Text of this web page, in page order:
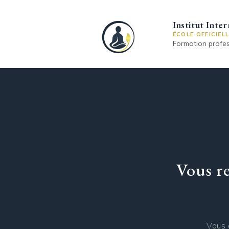
Institut
ÉCOLE
Formation
Vous
Vous